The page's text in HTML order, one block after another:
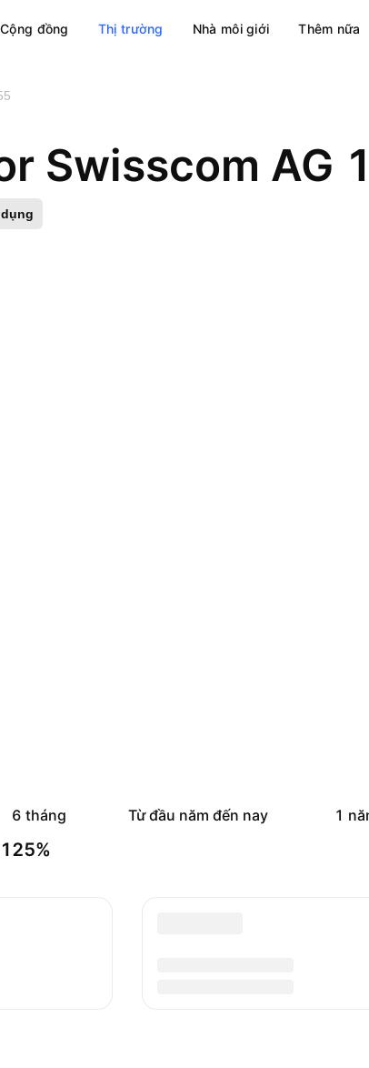
Cộng đồng Thị trường Nhà môi giới Thêm nữa
6 tháng Từ đầu năm đến nay 1